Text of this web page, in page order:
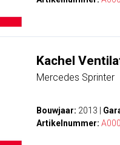
Kachel
Mercedes Sprinter
Bouwjaar: 2013
Artikelnummer: